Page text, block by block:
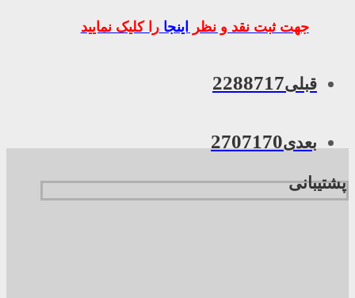
جهت ثبت نقد و نظر اینجارا کلیک نمایید
قبلی2288717
بعدی2707170
پشتیبانی